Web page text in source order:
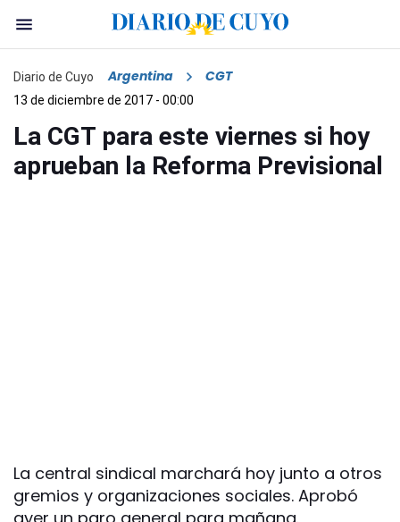
Diario de Cuyo Argentina CGT
13 de diciembre de 2017 - 00:00
La CGT para este viernes si hoy
aprueban la Reforma Previsional
La central sindical marchará hoy junto a otros
gremios y organizaciones sociales. Aprobó